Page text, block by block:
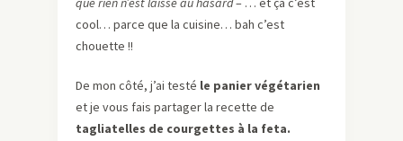
cool… parce que la cuisine… bah c’est
chouette !!
De mon côté, j’ai testé le panier végétarien
et je vous fais partager la recette de
tagliatelles de courgettes à la feta.